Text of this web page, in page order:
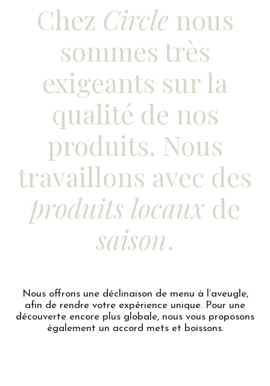
Chez Circle nous
sommes très
exigeants sur la
qualité de nos
produits. Nous
travaillons avec des
produits locaux de
saison.
Nous offrons une déclinaison de menu à l’aveugle,
afin de rendre votre expérience unique. Pour une
découverte encore plus globale, nous vous proposons
également un accord mets et boissons.